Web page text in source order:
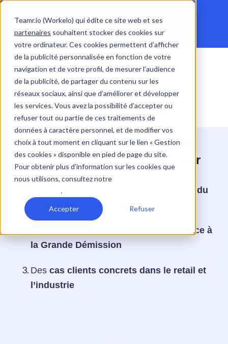
Teamr.io (Workelo) qui édite ce site web et ses
partenaires souhaitent stocker des cookies sur
votre ordinateur. Ces cookies permettent d’afficher
de la publicité personnalisée en fonction de votre
navigation et de votre profil, de mesurer l’audience
de la publicité, de partager du contenu sur les
réseaux sociaux, ainsi que d’améliorer et développer
les services. Vous avez la possibilité d’accepter ou
refuser tout ou partie de ces traitements de
données à caractère personnel, et de modifier vos
choix à tout moment en cliquant sur le lien « Gestion
des cookies » disponible en pied de page du site.
Pour obtenir plus d’information sur les cookies que
nous utilisons, consultez notre
.
Accepter Refuser
3 raisons de regarder ce webinar
experts du
recrutement et de l'intégration
plan d’action face à
la Grande Démission
Des cas clients concrets dans le retail et
l’industrie